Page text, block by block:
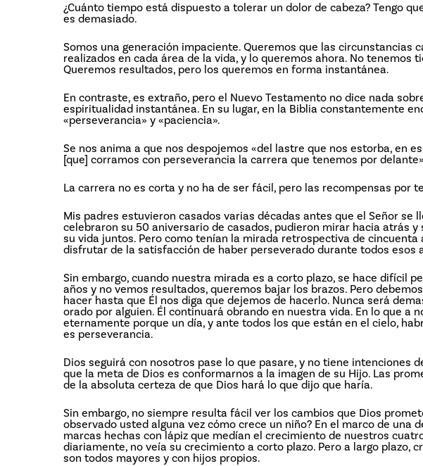
¿Cuánto tiempo está dispuesto a tolerar un dolor de cabeza? Tengo
es demasiado.
Somos una generación impaciente. Queremos que las circunstancias
realizados en cada área de la vida, y lo queremos ahora. No tenemos
Queremos resultados, pero los queremos en forma instantánea.
En contraste, es extraño, pero el Nuevo Testamento no dice nada
espiritualidad instantánea. En su lugar, en la Biblia constantemente
«perseverancia» y «paciencia».
Se nos anima a que nos despojemos «del lastre que nos estorba, en
[que] corramos con perseverancia la carrera que tenemos por
La carrera no es corta y no ha de ser fácil, pero las recompensas por
Mis padres estuvieron casados varias décadas antes que el Señor se
celebraron su 50 aniversario de casados, pudieron mirar hacia atrás
su vida juntos. Pero como tenían la mirada retrospectiva de
disfrutar de la satisfacción de haber perseverado durante todos esos
Sin embargo, cuando nuestra mirada es a corto plazo, se hace difícil
años y no vemos resultados, queremos bajar los brazos. Pero
hacer hasta que Él nos diga que dejemos de hacerlo. Nunca será
orado por alguien. Él continuará obrando en nuestra vida. En lo que a
eternamente porque un día, y ante todos los que están en el cielo,
es perseverancia.
Dios seguirá con nosotros pase lo que pasare, y no tiene intenciones
que la meta de Dios es conformarnos a la imagen de su Hijo. Las
de la absoluta certeza de que Dios hará lo que dijo que haría.
Sin embargo, no siempre resulta fácil ver los cambios que Dios
observado usted alguna vez cómo crece un niño? En el marco de una
marcas hechas con lápiz que medían el crecimiento de nuestros
diariamente, no veía su crecimiento a corto plazo. Pero a largo plazo,
son todos mayores y con hijos propios.